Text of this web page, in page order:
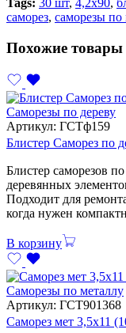
Tags: 30 шт, 4,2х90,
саморез, саморезы по
Похожие товары
Саморезы по дереву
Артикул: ГСТф159
Блистер Саморез по
Блистер саморезов
деревянных
Подходит для
когда нужен
В корзину
Саморезы по металлу
Артикул: ГСТ901368
Саморез мет 3,5х11